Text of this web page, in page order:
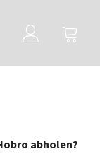
abholen?